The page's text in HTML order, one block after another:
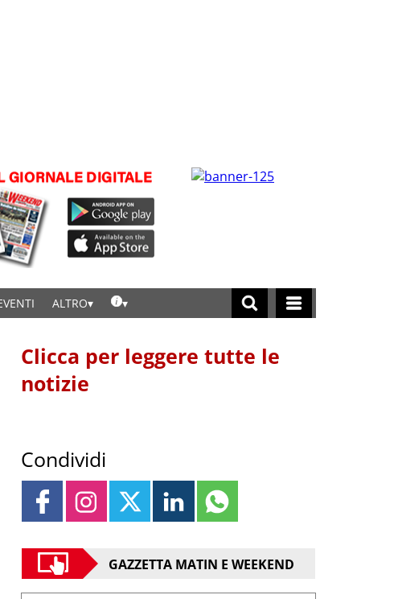
ALTRO
Clicca per leggere tutte le
notizie
Condividi
GAZZETTA MATIN E WEEKEND